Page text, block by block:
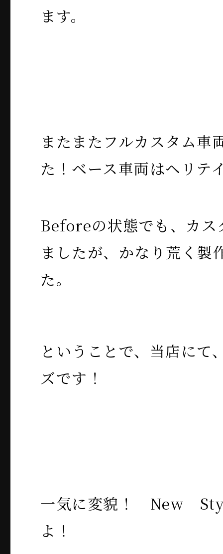
ます。
またまたフルカスタム車
た！ベース車両はヘリテ
Beforeの状態でも、カス
ましたが、かなり荒く製
た。
ということで、当店にて
ズです！
一気に変貌！ New
よ！